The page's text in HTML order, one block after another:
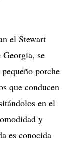
el Stewart
Georgia, se
porche
que conducen
en el
y
es conocida